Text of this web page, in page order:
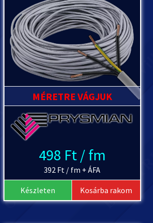
MÉRETRE VÁGJUK
498 Ft / fm
392 Ft / fm + ÁFA
Készleten Kosárba rakom